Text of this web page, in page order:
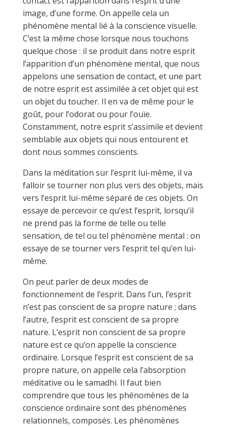
image, d’une forme. On appelle cela un
phénomène mental lié à la conscience visuelle.
C’est la même chose lorsque nous touchons
quelque chose : il se produit dans notre esprit
l’apparition d’un phénomène mental, que nous
appelons une sensation de contact, et une part
de notre esprit est assimilée à cet objet qui est
un objet du toucher. Il en va de même pour le
goût, pour l’odorat ou pour l’ouïe.
Constamment, notre esprit s’assimile et devient
semblable aux objets qui nous entourent et
dont nous sommes conscients.
Dans la méditation sur l’esprit lui-même, il va
falloir se tourner non plus vers des objets, mais
vers l’esprit lui-même séparé de ces objets. On
essaye de percevoir ce qu’est l’esprit, lorsqu’il
ne prend pas la forme de telle ou telle
sensation, de tel ou tel phénomène mental : on
essaye de se tourner vers l’esprit tel qu’en lui-
même.
On peut parler de deux modes de
fonctionnement de l’esprit. Dans l’un, l’esprit
n’est pas conscient de sa propre nature ; dans
l’autre, l’esprit est conscient de sa propre
nature. L’esprit non conscient de sa propre
nature est ce qu’on appelle la conscience
ordinaire. Lorsque l’esprit est conscient de sa
propre nature, on appelle cela l’absorption
méditative ou le samadhi. Il faut bien
comprendre que tous les phénomènes de la
conscience ordinaire sont des phénomènes
relationnels, composés. Les phénomènes